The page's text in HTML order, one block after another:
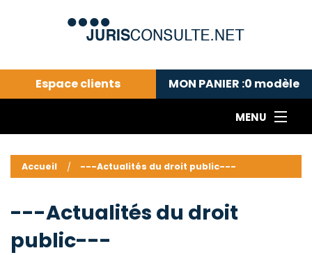
Espace clients MON PANIER :0 modèle
MENU
---Actualités du droit public---
Droit pénal---
Droit privé ---
Abonnement aux actualités
Accueil ---Actualités du droit public---
---Actualités du droit
public---